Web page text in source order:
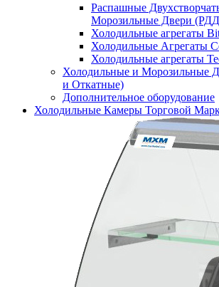
Распашные
Морозильные Двери
Холодильные агрегаты
Холодильные Агрегаты
Холодильные агрегаты
Холодильные и Морозильные
и Откатные)
Дополнительное оборудование
Холодильные Камеры Торговой